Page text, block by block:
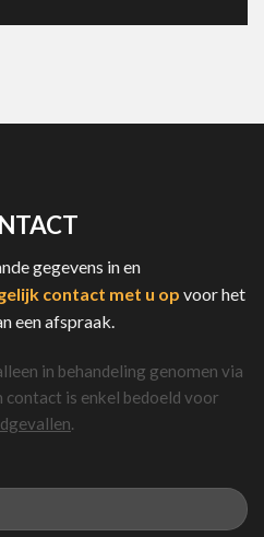
gegevens in en
contact met u op voor het
een afspraak.
in behandeling genomen via
is enkel bedoeld voor
.